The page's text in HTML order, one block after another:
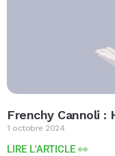
Frenchy Cannoli :
1 octobre 2024
LIRE L'ARTICLE 👀